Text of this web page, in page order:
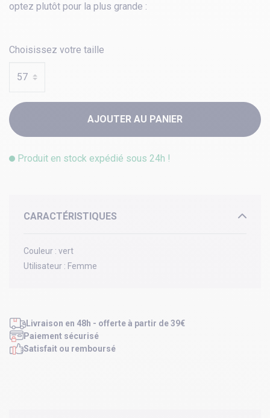
optez plutôt pour la plus grande :
Choisissez votre taille
AJOUTER AU PANIER
Produit en stock expédié sous 24h !
CARACTÉRISTIQUES
Couleur : vert
Utilisateur : Femme
Livraison en 48h - offerte à partir de 39€
Paiement sécurisé
Satisfait ou remboursé